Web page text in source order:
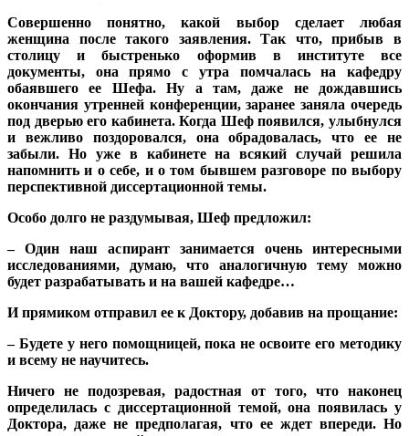
Совершенно понятно, какой выбор сделает любая
женщина после такого заявления. Так что, прибыв в
столицу и быстренько оформив в институте все
документы, она прямо с утра помчалась на кафедру
обаявшего ее Шефа. Ну а там, даже не дождавшись
окончания утренней конференции, заранее заняла очередь
под дверью его кабинета. Когда Шеф появился, улыбнулся
и вежливо поздоровался, она обрадовалась, что ее не
забыли. Но уже в кабинете на всякий случай решила
напомнить и о себе, и о том бывшем разговоре по выбору
перспективной диссертационной темы.
Особо долго не раздумывая, Шеф предложил:
– Один наш аспирант занимается очень интересными
исследованиями, думаю, что аналогичную тему можно
будет разрабатывать и на вашей кафедре…
И прямиком отправил ее к Доктору, добавив на прощание:
– Будете у него помощницей, пока не освоите его методику
и всему не научитесь.
Ничего не подозревая, радостная от того, что наконец
определилась с диссертационной темой, она появилась у
Доктора, даже не предполагая, что ее ждет впереди. Но